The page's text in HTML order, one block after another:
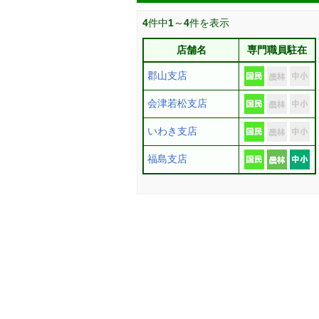
4件中1～4件を表示
店舗名 専門職員駐在
郡山支店
会津若松支店
いわき支店
福島支店